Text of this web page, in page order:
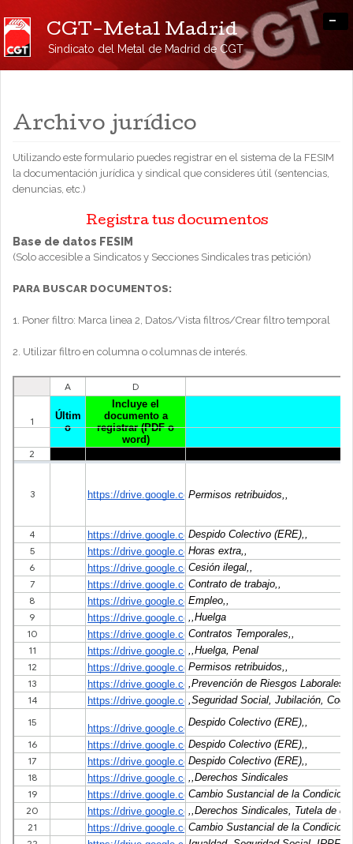
CGT-Metal Madrid
Sindicato del Metal de Madrid de CGT
-
Archivo jurídico
Utilizando este formulario puedes registrar en el sistema de la FESIM
la documentación jurídica y sindical que consideres útil (sentencias,
denuncias, etc.)
Registra tus documentos
Base de datos FESIM
(Solo accesible a Sindicatos y Secciones Sindicales tras petición)
PARA BUSCAR DOCUMENTOS:
1. Poner filtro: Marca linea 2, Datos/Vista filtros/Crear filtro temporal
2. Utilizar filtro en columna o columnas de interés.